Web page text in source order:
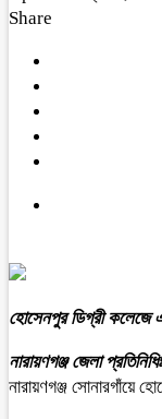
Share
হোসেনপুর ডিগ্রী কলেজে
নারায়ণগঞ্জ জেলা
নারায়ণগঞ্জ সোনারগাঁয়ে